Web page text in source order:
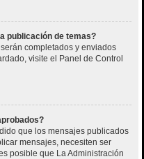
publicación de temas?
completados y enviados
visite el Panel de Control
que los mensajes publicados
mensajes, necesiten ser
posible que La Administración